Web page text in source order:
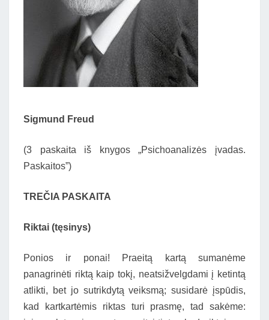
Sigmund Freud
(3 paskaita iš knygos „Psichoanalizės įvadas.
Paskaitos”)
TREČIA PASKAITA
Riktai (tęsinys)
Ponios ir ponai! Praeitą kartą sumanėme
panagrinėti riktą kaip tokį, neatsižvelgdami į ketintą
atlikti, bet jo sutrikdytą veiksmą; susidarė įspūdis,
kad kartkartėmis riktas turi prasmę, tad sakėme: